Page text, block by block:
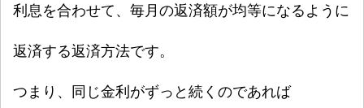
利息を合わせて、毎月の返済額が均等になるように
返済する返済方法です。
つまり、同じ金利がずっと続くのであれば